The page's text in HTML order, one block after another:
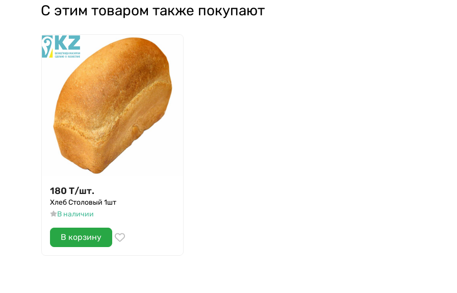
С этим товаром также покупают
180 Т/шт.
Хлеб Столовый 1шт
В наличии
В корзину